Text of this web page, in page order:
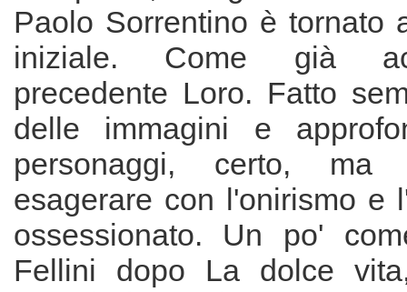
Paolo Sorrentino è tornato
iniziale. Come già
precedente Loro. Fatto
delle immagini e
personaggi, certo, ma
esagerare con l'onirismo e
ossessionato. Un po'
Fellini dopo La dolce